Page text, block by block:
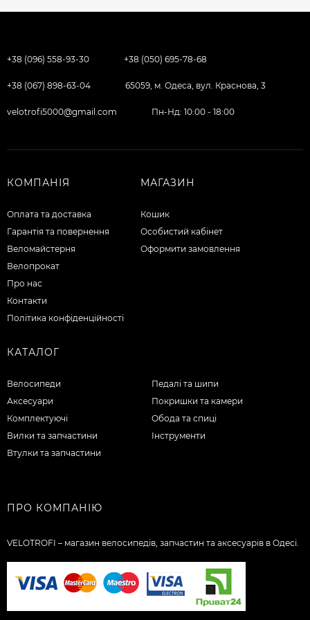
+38 (096) 558-93-30 +38 (050) 695-78-68
+38 (067) 898-63-04 65059, м. Одеса, вул. Краснова, 3
velotrofi5000@gmail.com Пн-Нд: 10:00 - 18:00
КОМПАНІЯ
Оплата та доставка
Гарантія та повернення
Веломайстерня
Велопрокат
Про нас
Контакти
Політика конфіденційності
МАГАЗИН
Кошик
Особистий кабінет
Оформити замовлення
КАТАЛОГ
Велосипеди
Аксесуари
Комплектуючі
Вилки та запчастини
Втулки та запчастини
Педалі та шипи
Покришки та камери
Обода та спиці
Інструменти
ПРО КОМПАНІЮ
VELOTROFI – магазин велосипедів, запчастин та аксесуарів в Одесі.